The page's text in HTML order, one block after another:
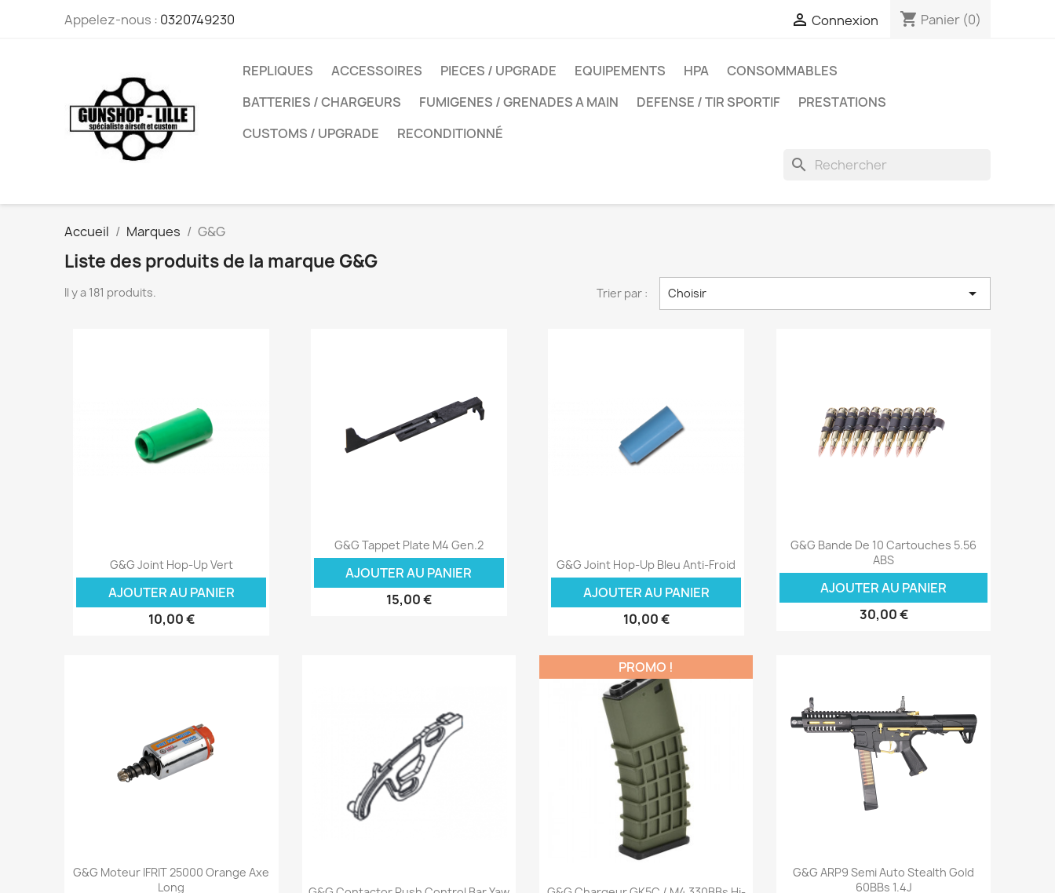
Appelez-nous : 0320749230  Connexion shopping_cart Panier (0)
REPLIQUES ACCESSOIRES PIECES / UPGRADE EQUIPEMENTS HPA
CONSOMMABLES
BATTERIES / CHARGEURS
FUMIGENES / GRENADES A MAIN DEFENSE / TIR SPORTIF
PRESTATIONS
CUSTOMS / UPGRADE
RECONDITIONNÉ
search
Accueil Marques G&G
Liste des produits de la marque G&G
Il y a 181 produits. Trier par : Choisir 
 Aperçu rapide
G&G Joint Hop-Up Vert
AJOUTER AU PANIER
10,00 €
Aperçu rapide
G&G Tappet Plate M4 Gen.2
AJOUTER AU PANIER
15,00 €
Aperçu rapide
G&G Joint Hop-Up Bleu Anti-Froid
AJOUTER AU PANIER
10,00 €
Aperçu rapide
G&G Bande De 10 Cartouches 5.56
ABS
AJOUTER AU PANIER
30,00 €
Aperçu rapide
G&G Moteur IFRIT 25000 Orange Axe
Long
Aperçu rapide Aperçu rapide
PROMO !
 Aperçu rapide
G&G ARP9 Semi Auto Stealth Gold
60BBs 1.4J